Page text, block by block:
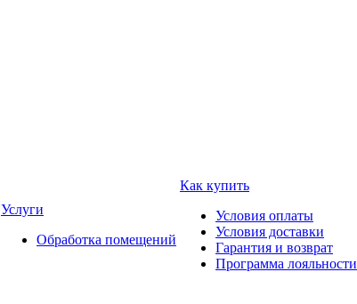
Услуги
Обработка помещений
Как купить
Условия оплаты
Условия доставки
Гарантия и возврат
Программа лояльности